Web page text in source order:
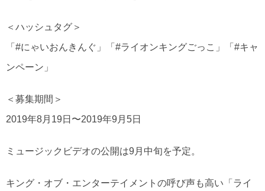
＜ハッシュタグ＞
「#にゃいおんきんぐ」「#ライオンキングごっこ」「#キャ
ンペーン」
＜募集期間＞
2019年8月19日〜2019年9月5日
ミュージックビデオの公開は9月中旬を予定。
キング・オブ・エンターテイメントの呼び声も高い「ライ